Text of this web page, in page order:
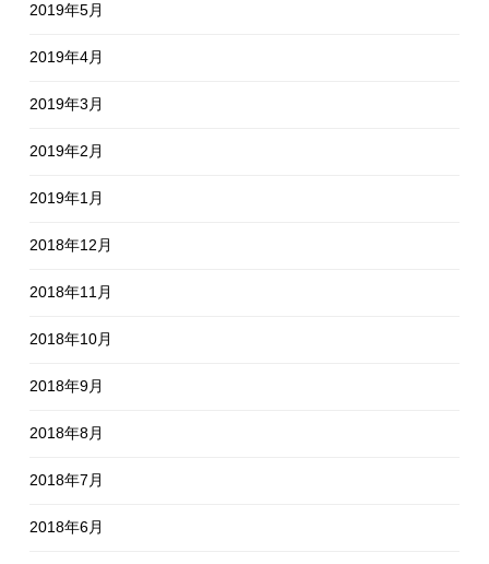
2019年5月
2019年4月
2019年3月
2019年2月
2019年1月
2018年12月
2018年11月
2018年10月
2018年9月
2018年8月
2018年7月
2018年6月